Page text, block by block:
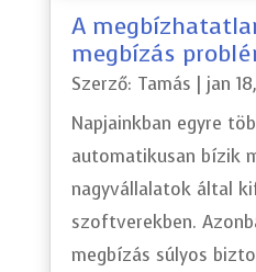
A
megbízás
Szerző: Tamás
jan
Napjainkban egyre
automatikusan bízik
nagyvállalatok által
szoftverekben.
megbízás súlyos